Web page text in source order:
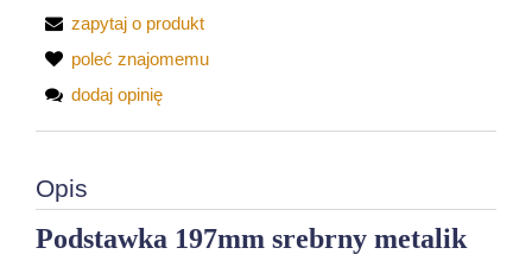
zapytaj o produkt
poleć znajomemu
dodaj opinię
Opis
Podstawka 197mm srebrny metalik